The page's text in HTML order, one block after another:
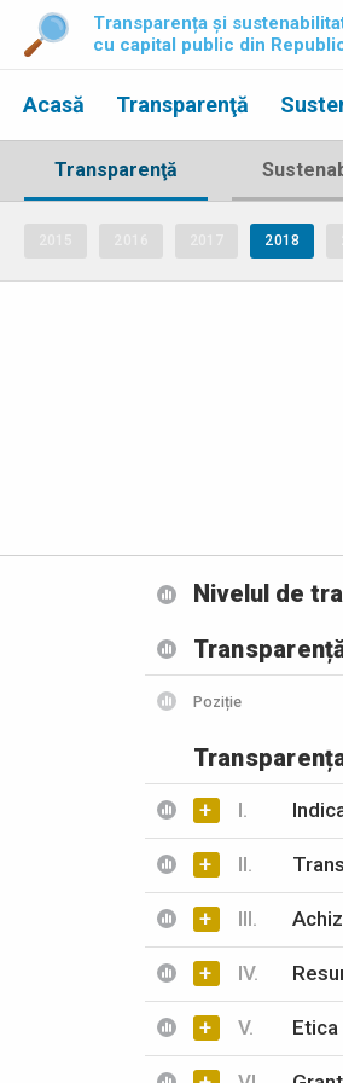
Transparența și
cu capital public din
Acasă Transparenţă
Transparenţă
2018
Nivelul de
Poziție
+ I.
+ II.
+ III.
+ IV.
+ V.